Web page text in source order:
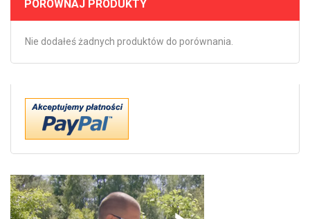
PORÓWNAJ PRODUKTY
Nie dodałeś żadnych produktów do porównania.